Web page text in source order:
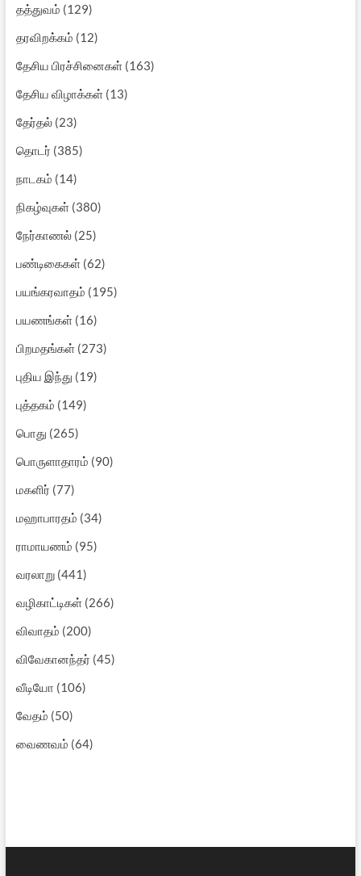
தத்துவம் (129)
தரவிறக்கம் (12)
தேசிய பிரச்சினைகள்(163)
தேசிய விழாக்கள்(13)
தேர்தல்(23)
தொடர் (385)
நாடகம் (14)
நிகழ்வுகள்(380)
நேர்காணல்(25)
பண்டிகைகள்(62)
பயங்கரவாதம் (195)
பயணங்கள்(16)
பிறமதங்கள்(273)
புதிய இந்து (19)
புத்தகம் (149)
பொது (265)
பொருளாதாரம் (90)
மகளிர் (77)
மஹாபாரதம் (34)
ராமாயணம் (95)
வரலாறு(441)
வழிகாட்டிகள்(266)
விவாதம் (200)
விவேகானந்தர் (45)
வீடியோ (106)
வேதம் (50)
வைணவம் (64)